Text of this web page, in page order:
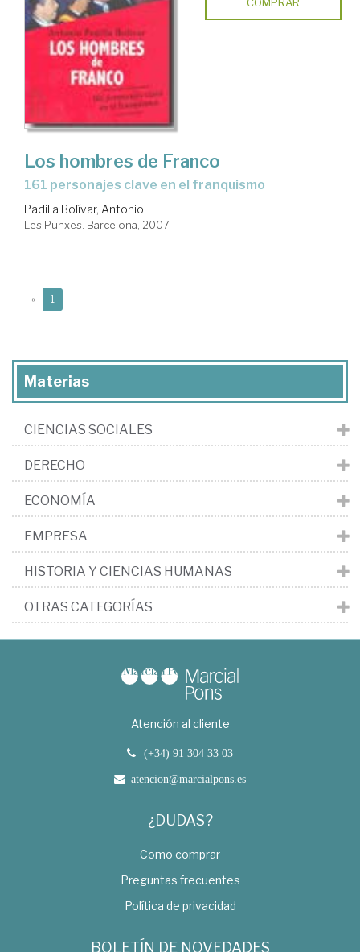
Los hombres de Franco
161 personajes clave en el franquismo
Padilla Bolívar, Antonio
Les Punxes. Barcelona, 2007
« 1
Materias
CIENCIAS SOCIALES
DERECHO
ECONOMÍA
EMPRESA
HISTORIA Y CIENCIAS HUMANAS
OTRAS CATEGORÍAS
Atención al cliente
(+34) 91 304 33 03
atencion@marcialpons.es
¿DUDAS?
Como comprar
Preguntas frecuentes
Política de privacidad
BOLETÍN DE NOVEDADES